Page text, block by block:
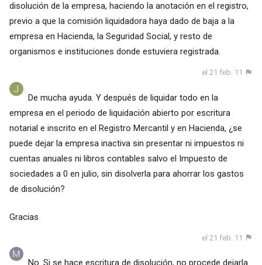
disolución de la empresa, haciendo la anotación en el registro,
previo a que la comisión liquidadora haya dado de baja a la
empresa en Hacienda, la Seguridad Social, y resto de
organismos e instituciones donde estuviera registrada.
el 21 feb. 11
De mucha ayuda. Y después de liquidar todo en la
empresa en el periodo de liquidación abierto por escritura
notarial e inscrito en el Registro Mercantil y en Hacienda, ¿se
puede dejar la empresa inactiva sin presentar ni impuestos ni
cuentas anuales ni libros contables salvo el Impuesto de
sociedades a 0 en julio, sin disolverla para ahorrar los gastos
de disolución?
Gracias
el 21 feb. 11
No. Si se hace escritura de disolución, no procede dejarla